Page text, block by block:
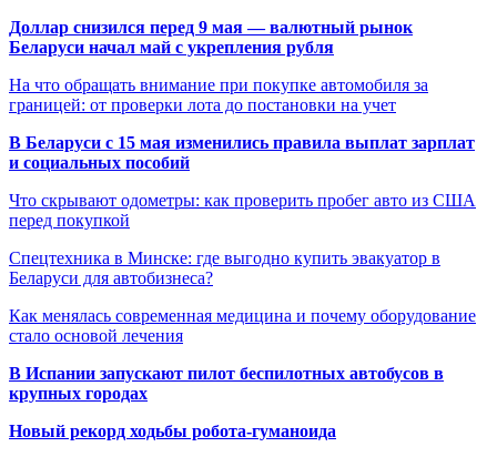
Доллар снизился перед 9 мая — валютный рынок
Беларуси начал май с укрепления рубля
На что обращать внимание при покупке автомобиля за
границей: от проверки лота до постановки на учет
В Беларуси с 15 мая изменились правила выплат зарплат
и социальных пособий
Что скрывают одометры: как проверить пробег авто из США
перед покупкой
Спецтехника в Минске: где выгодно купить эвакуатор в
Беларуси для автобизнеса?
Как менялась современная медицина и почему оборудование
стало основой лечения
В Испании запускают пилот беспилотных автобусов в
крупных городах
Новый рекорд ходьбы робота-гуманоида